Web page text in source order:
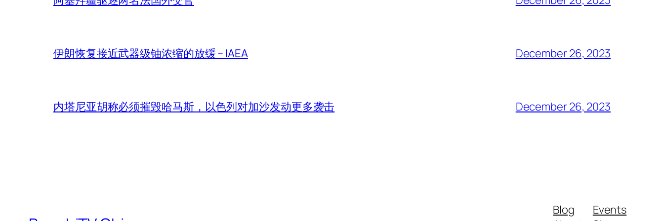
伊朗恢复接近武器级铀浓缩的放缓 – IAEA December 26, 2023
内塔尼亚胡称必须摧毁哈马斯，以色列对加沙发动更多袭击 December 26, 2023
Blog
Events